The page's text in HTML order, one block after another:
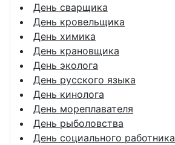
День сварщика
День кровельщика
День химика
День крановщика
День эколога
День русского языка
День кинолога
День мореплавателя
День рыболовства
День социального работника